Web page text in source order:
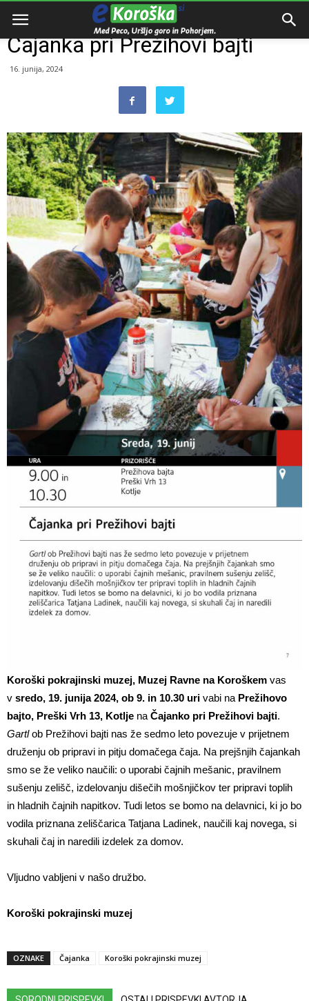
Domov
Čajanka pri Prežihovi bajti
16. junija, 2024
Koroški pokrajinski muzej, Muzej Ravne na Koroškem vas
v sredo, 19. junija 2024, ob 9. in 10.30 uri vabi na Prežihovo
bajto, Preški Vrh 13, Kotlje na Čajanko pri Prežihovi bajti.
Gartlob Prežihovi bajti nas že sedmo leto povezuje v prijetnem
druženju ob pripravi in pitju domačega čaja. Na prejšnjih čajankah
smo se že veliko naučili: o uporabi čajnih mešanic, pravilnem
sušenju zelišč, izdelovanju dišečih mošnjičkov ter pripravi toplih
in hladnih čajnih napitkov. Tudi letos se bomo na delavnici, ki jo bo
vodila priznana zeliščarica Tatjana Ladinek, naučili kaj novega, si
skuhali čaj in naredili izdelek za domov.
Vljudno vabljeni v našo družbo.
Koroški pokrajinski muzej
OZNAKE Čajanka Koroški pokrajinski muzej